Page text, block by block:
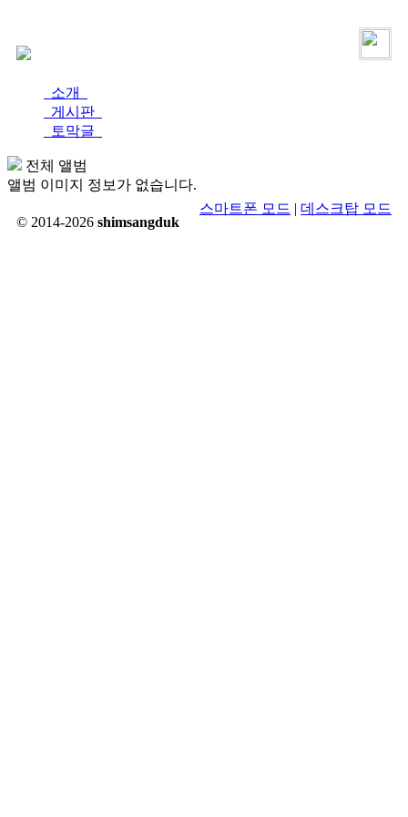
소개
게시판
토막글
전체 앨범
앨범 이미지 정보가 없습니다.
© 2014-2026 shimsangduk
스마트폰 모드 | 데스크탑 모드